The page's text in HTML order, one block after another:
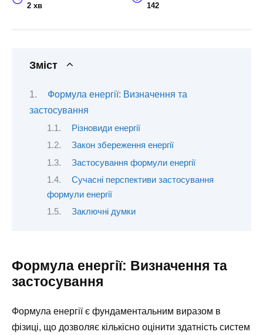
2 хв 142
Зміст
Формула енергії: Визначення та
застосування
Різновиди енергії
Закон збереження енергії
Застосування формули енергії
Сучасні перспективи застосування
формули енергії
Заключні думки
Формула енергії: Визначення та
застосування
Формула енергії є фундаментальним виразом в
фізиці, що дозволяє кількісно оцінити здатність систем